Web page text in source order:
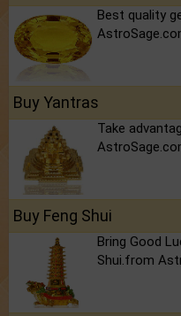
Best quality
Buy Yantras
Take
Buy Feng Shui
Bring Good
Shui.from